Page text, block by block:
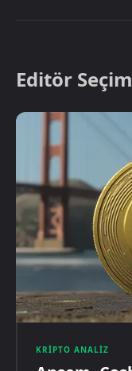
Editör
KRIPTO ANALIZ